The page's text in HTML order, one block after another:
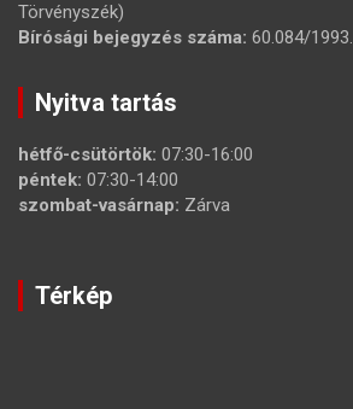
Törvényszék)
Bírósági bejegyzés száma: 60.084/1993.
Nyitva tartás
hétfő-csütörtök: 07:30-16:00
péntek: 07:30-14:00
szombat-vasárnap: Zárva
Térkép